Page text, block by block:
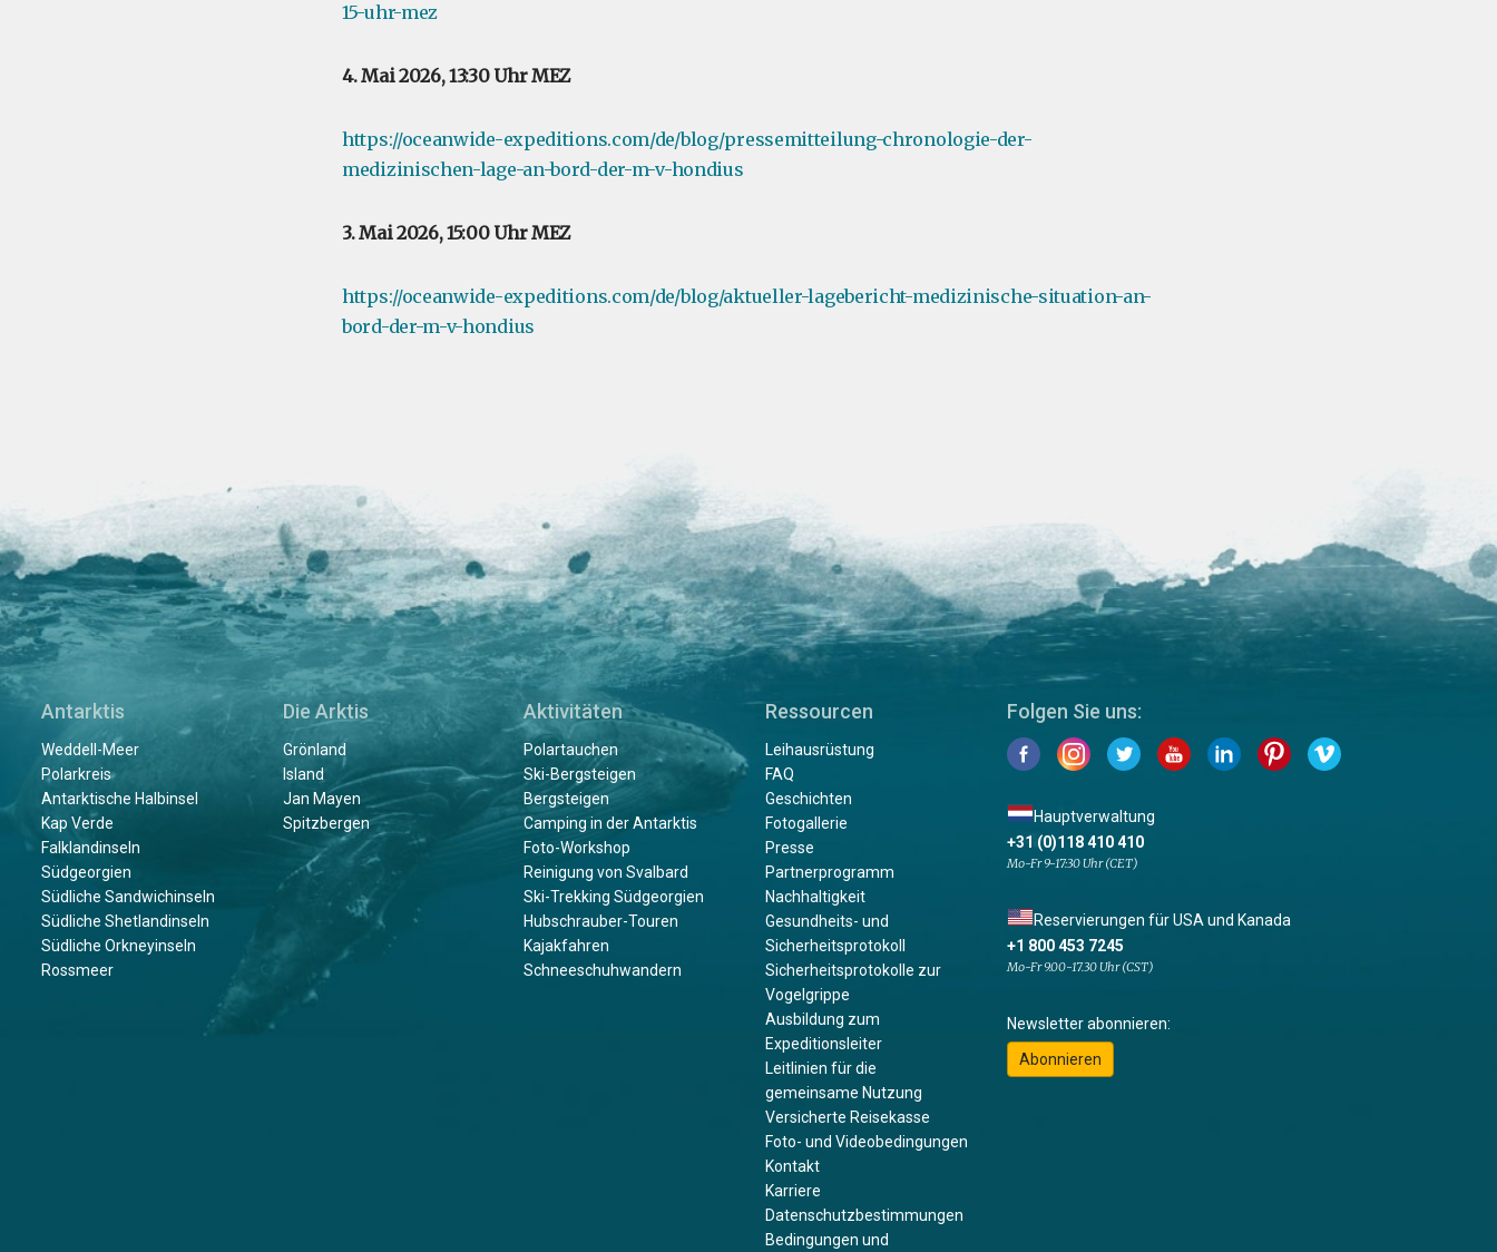
15-uhr-mez
4. Mai 2026, 13:30 Uhr MEZ
https://oceanwide-expeditions.com/de/blog/pressemitteilung-chronologie-der-
medizinischen-lage-an-bord-der-m-v-hondius
3. Mai 2026, 15:00 Uhr MEZ
https://oceanwide-expeditions.com/de/blog/aktueller-lagebericht-medizinische-situation-an-
bord-der-m-v-hondius
Antarktis
Weddell-Meer
Polarkreis
Antarktische Halbinsel
Kap Verde
Falklandinseln
Südgeorgien
Südliche Sandwichinseln
Südliche Shetlandinseln
Südliche Orkneyinseln
Rossmeer
Die Arktis
Grönland
Island
Jan Mayen
Spitzbergen
Aktivitäten
Polartauchen
Ski-Bergsteigen
Bergsteigen
Camping in der Antarktis
Foto-Workshop
Reinigung von Svalbard
Ski-Trekking Südgeorgien
Hubschrauber-Touren
Kajakfahren
Schneeschuhwandern
Ressourcen
Leihausrüstung
FAQ
Geschichten
Fotogallerie
Presse
Partnerprogramm
Nachhaltigkeit
Gesundheits- und
Sicherheitsprotokoll
Sicherheitsprotokolle zur
Vogelgrippe
Ausbildung zum
Expeditionsleiter
Leitlinien für die
gemeinsame Nutzung
Versicherte Reisekasse
Foto- und Videobedingungen
Kontakt
Karriere
Datenschutzbestimmungen
Bedingungen und
Folgen Sie uns:
Hauptverwaltung
+31 (0)118 410 410
Mo-Fr 9-17:30 Uhr (CET)
Reservierungen für USA und Kanada
+1 800 453 7245
Mo-Fr 9.00-17.30 Uhr (CST)
Newsletter abonnieren:
Abonnieren